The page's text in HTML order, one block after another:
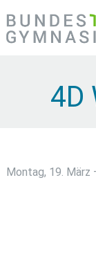
4D
Montag, 19. März